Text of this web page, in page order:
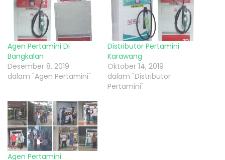
Agen Pertamini Di
Bangkalan
Desember 8, 2019
dalam "Agen Pertamini"
Distributor Pertamini
Karawang
Oktober 14, 2019
dalam "Distributor
Pertamini"
Agen Pertamini